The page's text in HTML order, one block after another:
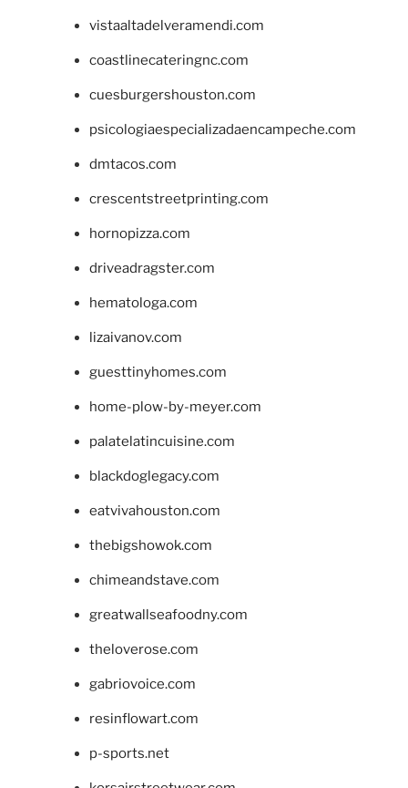
vistaaltadelveramendi.com
coastlinecateringnc.com
cuesburgershouston.com
psicologiaespecializadaencampeche.com
dmtacos.com
crescentstreetprinting.com
hornopizza.com
driveadragster.com
hematologa.com
lizaivanov.com
guesttinyhomes.com
home-plow-by-meyer.com
palatelatincuisine.com
blackdoglegacy.com
eatvivahouston.com
thebigshowok.com
chimeandstave.com
greatwallseafoodny.com
theloverose.com
gabriovoice.com
resinflowart.com
p-sports.net